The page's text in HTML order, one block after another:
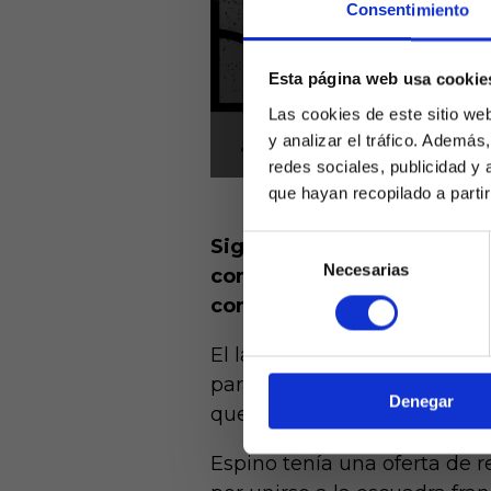
Consentimiento
Esta página web usa
Las cookies de este sitio
y analizar el tráfico.
redes sociales, publicidad y
que hayan recopilado a
Selección
de
consentimiento
Necesarias
Denegar
mayores de
de
Siguen los fichajes en
contratación de uno de
contrato con el Cádiz el
El lateral zurdo firma
para hacerse con el puesto
que regresó hace algunas
Espino tenía una oferta de